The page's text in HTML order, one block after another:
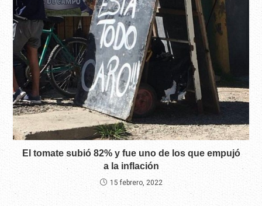
El tomate subió 82% y fue uno de los que empujó
a la inflación
15 febrero, 2022